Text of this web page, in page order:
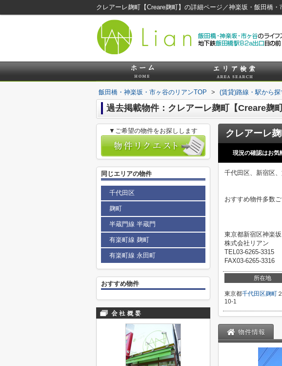
クレアーレ麹町【Creare麹町】の詳細ページ／神楽坂・飯田橋
飯田橋・神楽坂・市ヶ谷のリアンTOP > (賃貸)路線・駅から探
過去掲載物件：クレアーレ麹町【Creare麹町
現況の確認はお気
千代田区、新宿区
おすすめ物件多数ご
東京都新宿区神楽
株式会社リアン
TEL03-6265-3315
FAX03-6265-3316
所在地
東京都千代田区麹町
10-1
物件情報
▼ご希望の物件をお探しします
同じエリアの物件
千代田区
麹町
半蔵門線 半蔵門
有楽町線 麹町
有楽町線 永田町
おすすめ物件